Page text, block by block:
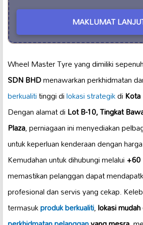
MAKLUMAT
Wheel Master Tyre yang dimiliki
SDN BHDmenawarkan perkhidmatan
berkualititinggi dilokasi strategikdi
Dengan alamat diLot B-10, Tingkat
Plaza, perniagaan ini menyediakan
untuk keperluan kenderaan dengan
Kemudahan untuk dihubungi melalui
memastikan pelanggan dapat
profesional dan servis yang cekap.
termasukproduk berkualiti,lokasi